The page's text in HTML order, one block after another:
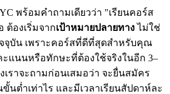
พร้อมคำถามเดียวว่า "เรียนคอร์ส
ต้องเริ่มจากเป้าหมายปลายทางไม่ใช่
จุบัน เพราะคอร์สที่ดีที่สุดสำหรับคุณ
แนนหรือทักษะที่ต้องใช้จริงในอีก 3–
เราจะถามก่อนเสมอว่า จะยื่นสมัคร
นต่ำเท่าไร และมีเวลาเรียนสัปดาห์ละ